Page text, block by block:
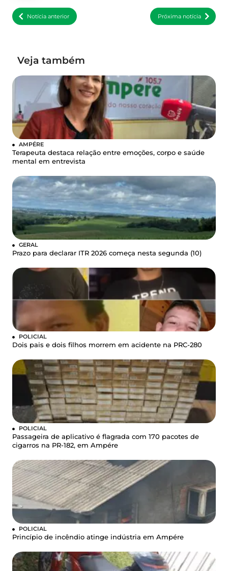
Notícia anterior Próxima notícia
Veja também
AMPÉRE
Terapeuta destaca relação entre emoções, corpo e saúde
mental em entrevista
GERAL
Prazo para declarar ITR 2026 começa nesta segunda (10)
POLICIAL
Dois pais e dois filhos morrem em acidente na PRC-280
POLICIAL
Passageira de aplicativo é flagrada com 170 pacotes de
cigarros na PR-182, em Ampére
POLICIAL
Princípio de incêndio atinge indústria em Ampére